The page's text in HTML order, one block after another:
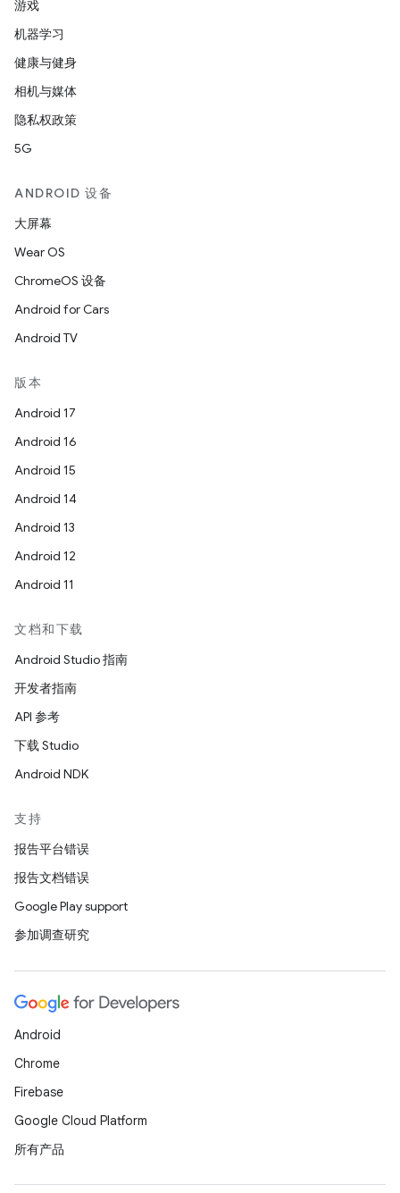
游戏
机器学习
健康与健身
相机与媒体
隐私权政策
5G
ANDROID 设备
大屏幕
Wear OS
ChromeOS 设备
Android for Cars
Android TV
版本
Android 17
Android 16
Android 15
Android 14
Android 13
Android 12
Android 11
文档和下载
Android Studio 指南
开发者指南
API 参考
下载 Studio
Android NDK
支持
报告平台错误
报告文档错误
Google Play support
参加调查研究
Android
Chrome
Firebase
Google Cloud Platform
所有产品